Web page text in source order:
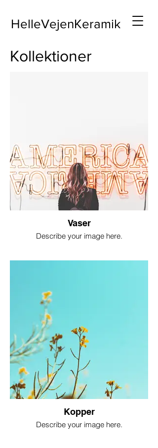
HelleVejenKeramik
Kollektioner
Vaser
Describe your image here.
Kopper
Describe your image here.